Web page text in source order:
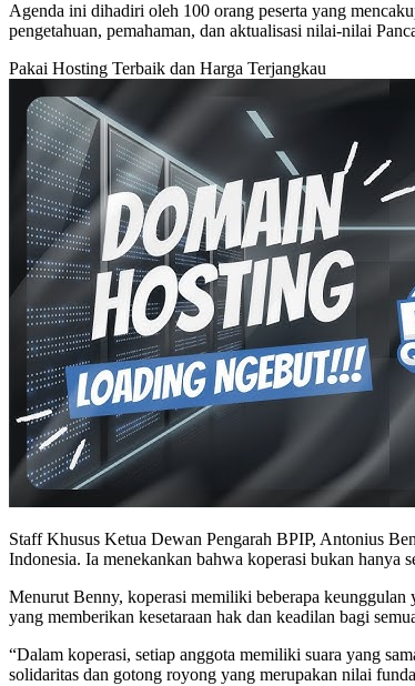
Agenda ini dihadiri oleh 100 orang peserta yang
pengetahuan, pemahaman, dan aktualisasi nilai-nilai
Pakai Hosting Terbaik dan Harga Terjangkau
Staff Khusus Ketua Dewan Pengarah BPIP, Antonius
Indonesia. Ia menekankan bahwa koperasi bukan hanya
Menurut Benny, koperasi memiliki beberapa keunggulan
yang memberikan kesetaraan hak dan keadilan bagi
“Dalam koperasi, setiap anggota memiliki suara yang
solidaritas dan gotong royong yang merupakan nilai